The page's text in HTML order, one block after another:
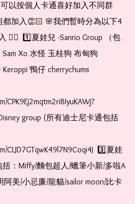
以按個人卡通喜好加入不同群
加入👏🏻 🌸我們暫時分為以下4
1️⃣夏娃兒 -Sanrio Group （包
Sam Xo 水怪 玉桂狗 布甸狗
鴨仔 cherrychums
CPK9Ej2mqtm2ri8IyuKAWj?
group (所有迪士尼卡通包括
CLJD7GTqwK49l7N9Coqi4J  3️⃣夏娃
：Miffy/麵包超人/蠟筆小新/多啦A
阿美/小忌廉/龍貓/sailor moon/比卡